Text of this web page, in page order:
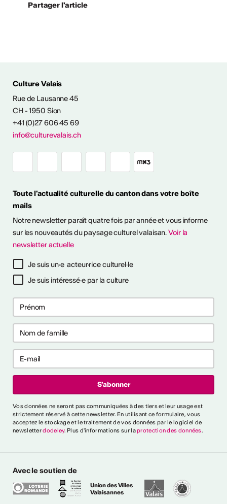
CULTURELLES
ouvert en Valais
en plein air! Découvrez
à ciel ouvert pour
été culturel. ...
plus
collaborations
premières collaborations
rappeur·euses et
déjà publié un EP ou un
CHF. Délai : 1er
poèmes en français.
CHF + prestations
Info :
Partager l'article
Culture Valais
Rue de Lausanne 45
CH - 1950 Sion
+41 (0)27 606 45 69
info@culturevalais.ch
Toute l'actualité culturelle du canton dans votre boîte
mails
Notre newsletter paraît quatre fois par année et vous informe
sur les nouveautés du paysage culturel valaisan.Voir la
newsletter actuelle
Je suis un·e acteur·rice culturel·le
Je suis intéressé·e par la culture
Vos données ne seront pas communiquées à des tiers et leur usage est
strictement réservé à cette newsletter. En utilisant ce formulaire, vous
acceptez le stockage et le traitement de vos données par le logiciel de
newsletterdodeley. Plus d'informations sur laprotection des données.
Avec le soutien de
Union des Villes
Valaisannes